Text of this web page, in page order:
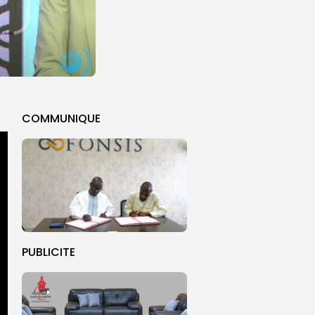
COMMUNIQUE
PUBLICITE